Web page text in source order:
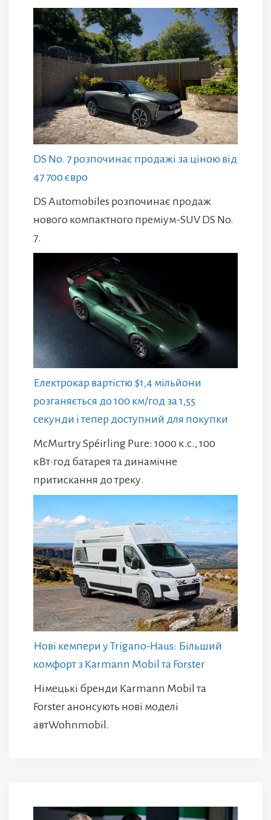
DS No. 7 розпочинає продажі за ціною від
47 700 євро
DS Automobiles розпочинає продаж
нового компактного преміум-SUV DS No.
7.
Електрокар вартістю $1,4 мільйони
розганяється до 100 км/год за 1,55
секунди і тепер доступний для покупки
McMurtry Spéirling Pure: 1000 к.с., 100
кВт·год батарея та динамічне
притискання до треку.
Нові кемпери у Trigano-Haus: Більший
комфорт з Karmann Mobil та Forster
Німецькі бренди Karmann Mobil та
Forster анонсують нові моделі
автWohnmobil.